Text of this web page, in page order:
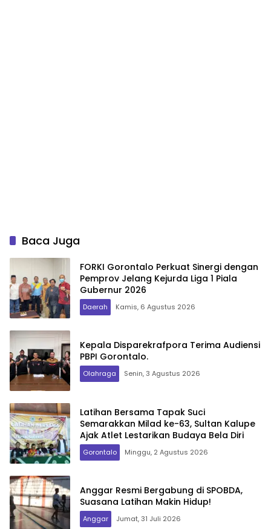
Baca Juga
FORKI Gorontalo Perkuat Sinergi dengan
Pemprov Jelang Kejurda Liga 1 Piala
Gubernur 2026
Daerah Kamis, 6 Agustus 2026
Kepala Disparekrafpora Terima Audiensi
PBPI Gorontalo.
Olahraga Senin, 3 Agustus 2026
Latihan Bersama Tapak Suci
Semarakkan Milad ke-63, Sultan Kalupe
Ajak Atlet Lestarikan Budaya Bela Diri
Gorontalo Minggu, 2 Agustus 2026
Anggar Resmi Bergabung di SPOBDA,
Suasana Latihan Makin Hidup!
Anggar Jumat, 31 Juli 2026